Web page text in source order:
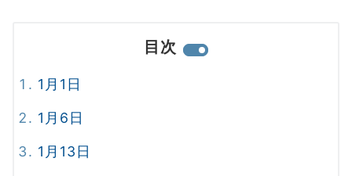
目次
1月1日
1月6日
1月13日